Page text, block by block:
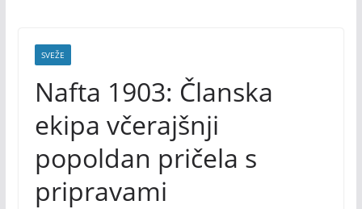
SVEŽE
Nafta 1903: Članska
ekipa včerajšnji
popoldan pričela s
pripravami